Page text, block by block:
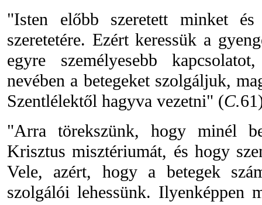
"Isten előbb szeretett minket
szeretetére. Ezért keressük a
egyre személyesebb
nevében a betegeket szolgáljuk,
Szentlélektől hagyva vezetni" (C.
"Arra törekszünk, hogy minél
Krisztus misztériumát, és hogy
Vele, azért, hogy a betegek
szolgálói lehessünk. Ilyenképpen